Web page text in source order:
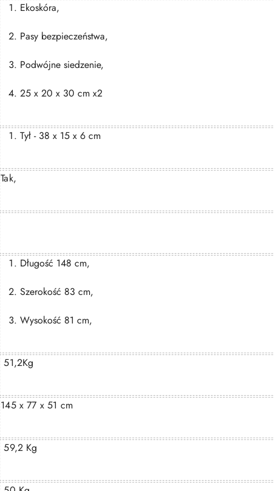
Ekoskóra,
Pasy bezpieczeństwa,
Podwójne siedzenie,
25 x 20 x 30 cm x2
Tył - 38 x 15 x 6 cm
Tak,
Długość 148 cm,
Szerokość 83 cm,
Wysokość 81 cm,
51,2Kg
145 x 77 x 51 cm
59,2 Kg